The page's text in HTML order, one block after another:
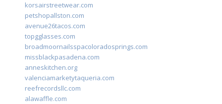
korsairstreetwear.com
petshopallston.com
avenue26tacos.com
topgglasses.com
broadmoornailsspacoloradosprings.com
missblackpasadena.com
anneskitchen.org
valenciamarketytaqueria.com
reefrecordsllc.com
alawaffle.com